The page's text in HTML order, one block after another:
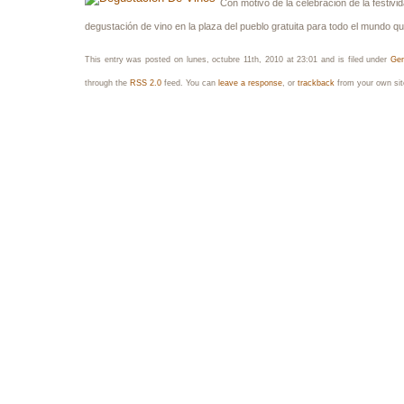
Con motivo de la celebración de la
degustación de vino en la plaza del pueblo gratuita para todo el mundo
This entry was posted on lunes, octubre 11th, 2010 at 23:01 and is filed under
through the RSS 2.0 feed. You can leave a response, or trackback from your own